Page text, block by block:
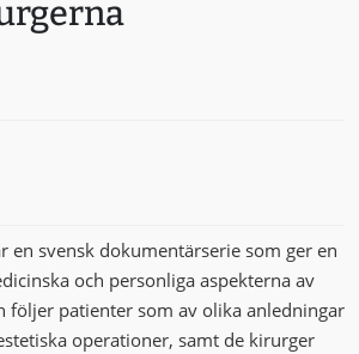
en svensk dokumentärserie som ger en
och personliga aspekterna av
följer patienter som av olika anledningar
operationer, samt de kirurger